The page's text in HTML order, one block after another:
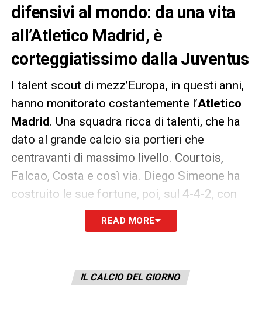
difensivi al mondo: da una vita
all’Atletico Madrid, è
corteggiatissimo dalla Juventus
I talent scout di mezz’Europa, in questi anni,
hanno monitorato costantemente l’Atletico
Madrid. Una squadra ricca di talenti, che ha
dato al grande calcio sia portieri che
centravanti di massimo livello. Courtois,
Falcao, Costa e così via. Diego Simeone ha
costruito le sue fortune, poi, sul 4-4-2, con
una grande tenuta difensiva. Il cui merito,
spesso e volentieri, stato di Diego
dell’Uruguay. LaJuventus, nelle ultime
settimane, ci starebbe pensando seriamente.
READ MORE
IL CALCIO DEL GIORNO